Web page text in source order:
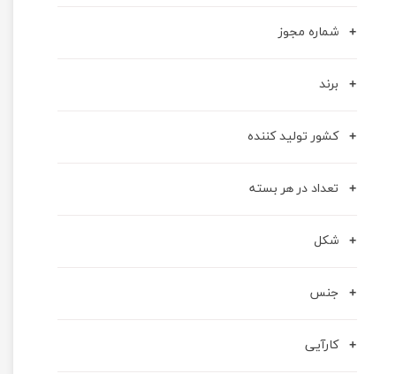
شماره مجوز
برند
کشور تولید کننده
تعداد در هر بسته
شکل
جنس
کارآیی